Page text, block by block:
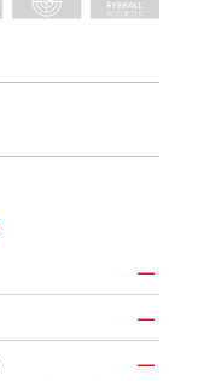
—
—
—